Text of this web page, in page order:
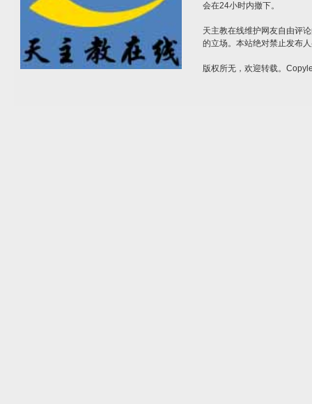
会在24小时内撤下。
天主教在线维护网友自由评
的立场。本站绝对禁止发布
版权所无，欢迎转载。